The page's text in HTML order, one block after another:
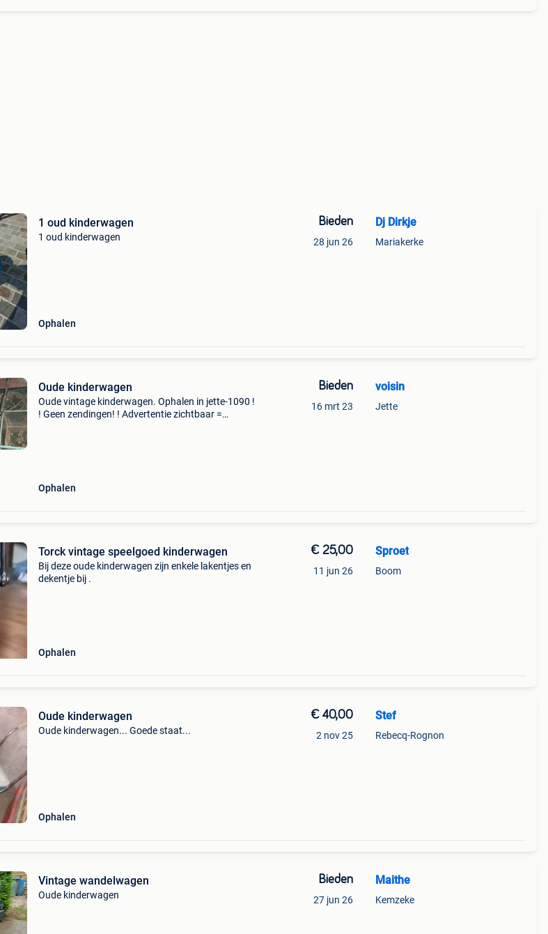
1 oud kinderwagen
1 oud kinderwagen
Ophalen
Bieden
28 jun 26
Dj Dirkje
Mariakerke
Oude kinderwagen
Oude vintage kinderwagen. Ophalen in jette-1090 !
! Geen zendingen! ! Advertentie zichtbaar =
Ophalen
Bieden
16 mrt 23
voisin
Jette
Torck vintage speelgoed kinderwagen
Bij deze oude kinderwagen zijn enkele lakentjes en
dekentje bij .
Ophalen
€ 25,00
11 jun 26
Sproet
Boom
Oude kinderwagen
Oude kinderwagen... Goede staat...
Ophalen
€ 40,00
2 nov 25
Stef
Rebecq-Rognon
Vintage wandelwagen
Oude kinderwagen
Bieden
27 jun 26
Maithe
Kemzeke